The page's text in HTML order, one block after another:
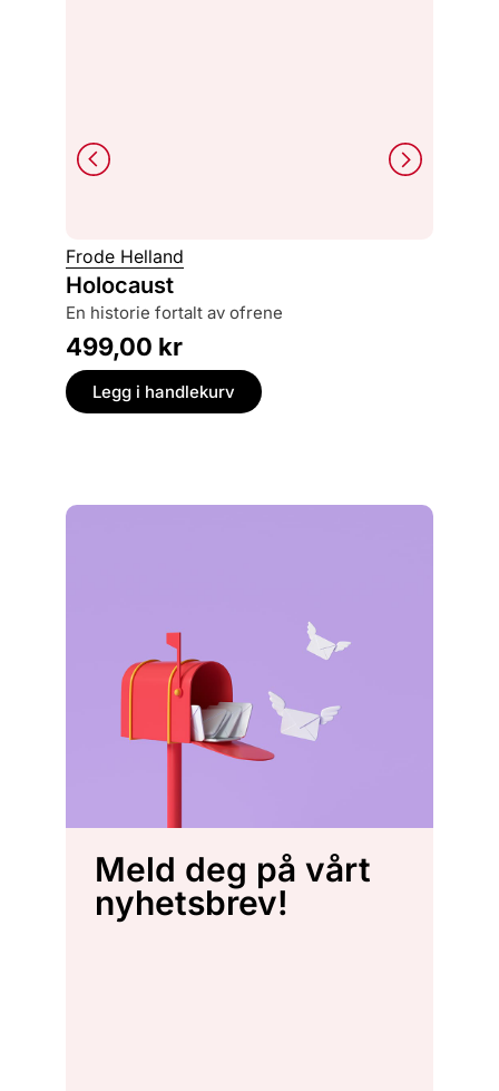
Frode Helland
Holocaust
en historie fortalt av ofrene
499,00 kr
Legg i handlekurv
Meld deg på vårt
nyhetsbrev!